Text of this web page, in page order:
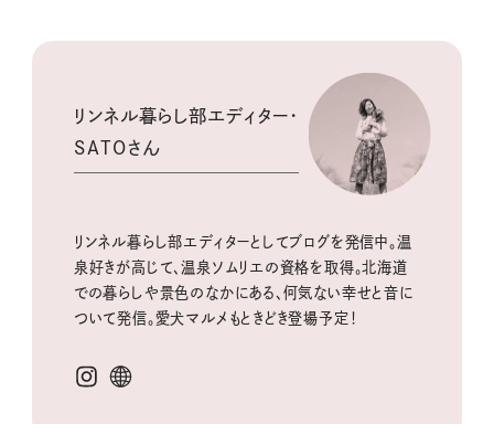
リンネル暮らし部エディター・
SATOさん
リンネル暮らし部エディターとしてブログを発信中。温
泉好きが高じて、温泉ソムリエの資格を取得。北海道
での暮らしや景色のなかにある、何気ない幸せと音に
ついて発信。愛犬マルメもときどき登場予定！